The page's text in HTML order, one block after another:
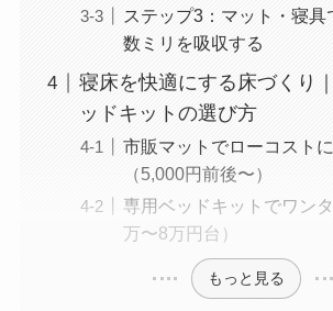
ステップ3：マット・寝
数ミリを吸収する
寝床を快適にする床づくり
ッドキットの選び方
市販マットでローコスト
（5,000円前後〜）
専用ベッドキットでワン
万〜8万円台）
もっと見る